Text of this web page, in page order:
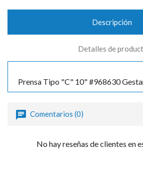
Descripción
Detalles de
Prensa Tipo "C" 10" #968630
Comentarios (0)
No hay reseñas de clientes en